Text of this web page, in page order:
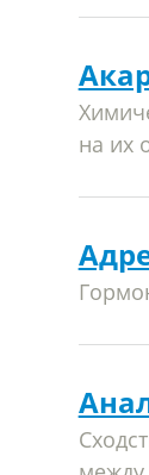
на их